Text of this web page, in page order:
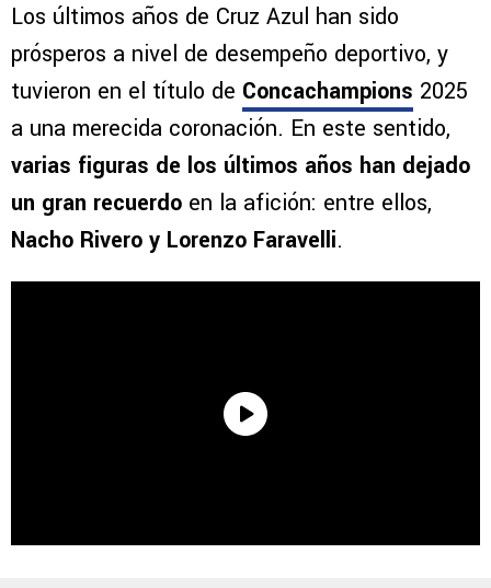
Los últimos años de Cruz Azul han sido
prósperos a nivel de desempeño deportivo, y
tuvieron en el título de Concachampions 2025
a una merecida coronación. En este sentido,
varias figuras de los últimos años han dejado
un gran recuerdo en la afición: entre ellos,
Nacho Rivero y Lorenzo Faravelli.